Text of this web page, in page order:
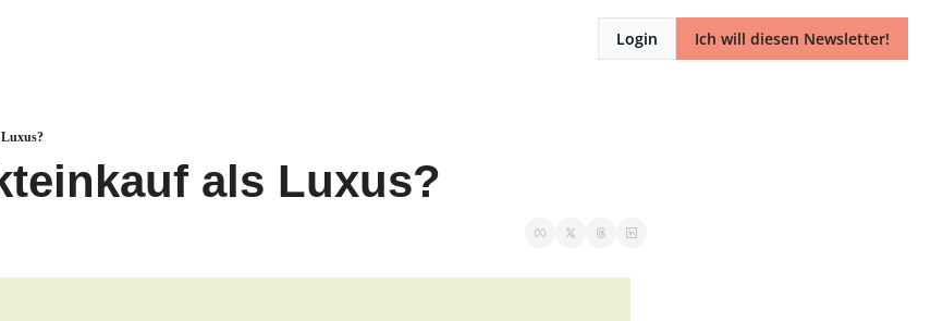
Login Ich will diesen Newsletter!
als Luxus?